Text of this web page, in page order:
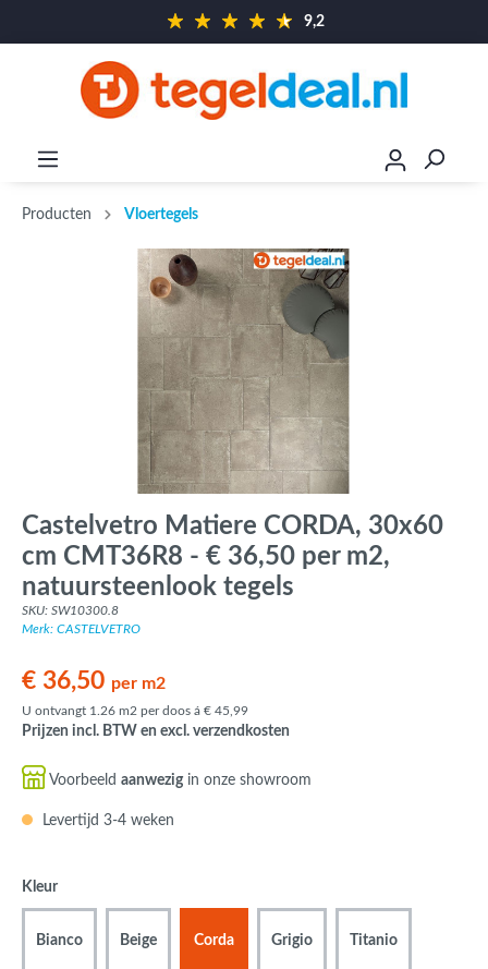
9,2
Producten Vloertegels
Castelvetro Matiere CORDA, 30x60
cm CMT36R8 - € 36,50 per m2,
natuursteenlook tegels
SKU: SW10300.8
Merk: CASTELVETRO
€ 36,50 per m2
U ontvangt 1.26 m2 per doos á € 45,99
Prijzen incl. BTW en excl. verzendkosten
Voorbeeld aanwezigin onze showroom
Levertijd 3-4 weken
Kleur
Bianco Beige Corda Grigio Titanio